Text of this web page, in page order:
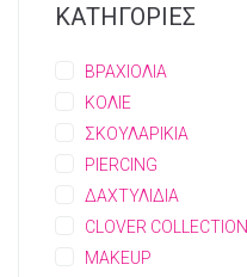
ΚΑΤΗΓΟΡΙΕΣ
ΒΡΑΧΙΟΛΙΑ
ΚΟΛΙΕ
ΣΚΟΥΛΑΡΙΚΙΑ
PIERCING
ΔΑΧΤΥΛΙΔΙΑ
CLOVER COLLECTION
MAKEUP